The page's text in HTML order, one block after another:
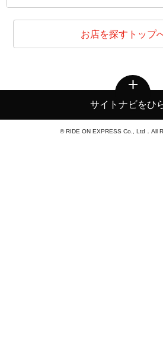
お店を探すトップ
サイトナビをひ
© RIDE ON EXPRESS Co., Ltd．All